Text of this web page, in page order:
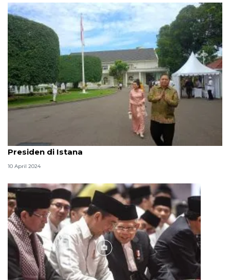
Para menteri ajak keluarga bersilaturahmi dengan
Presiden di Istana
10 April 2024